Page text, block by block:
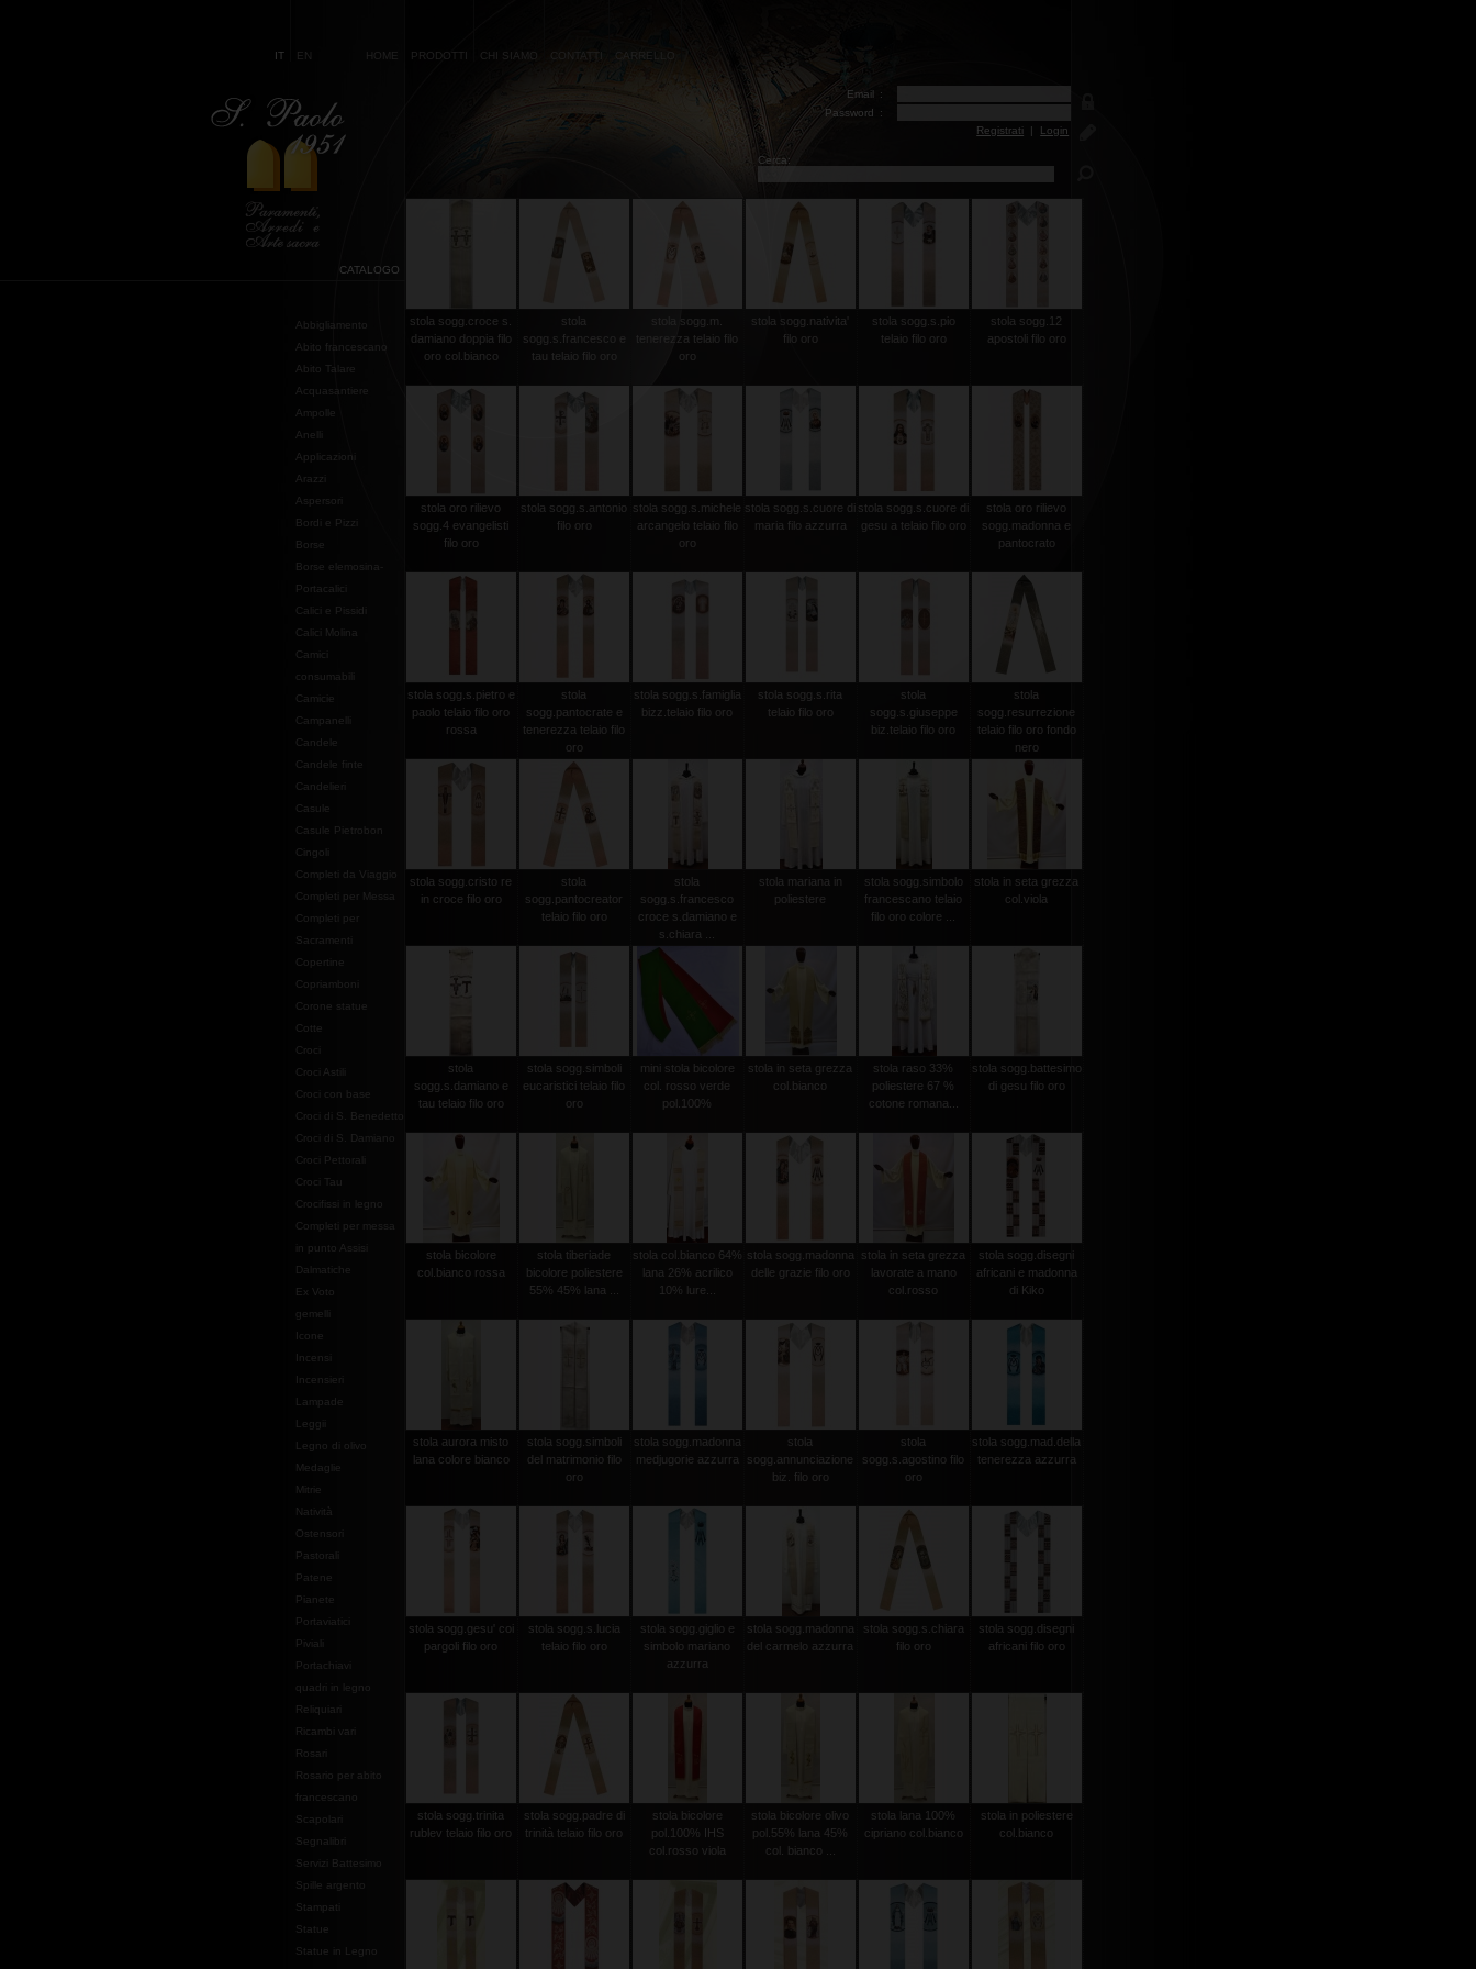
IT EN HOME PRODOTTI CHI SIAMO CONTATTI
Email :
Password
:
Registrati | Login
Cerca:
CATALOGO
Abbigliamento
Abito francescano
Abito Talare
Acquasantiere
Ampolle
Anelli
Applicazioni
Arazzi
Aspersori
Bordi e Pizzi
Borse
Borse elemosina-
Portacalici
Calici e Pissidi
Calici Molina
Camici
consumabili
Camicie
Campanelli
Candele
Candele finte
Candelieri
Casule
Casule Pietrobon
Cingoli
Completi da Viaggio
Completi per Messa
Completi per
Sacramenti
Copertine
Copriamboni
Corone statue
Cotte
Croci
Croci Astili
Croci con base
Croci di S. Benedetto
Croci di S. Damiano
Croci Pettorali
Croci Tau
Crocifissi in legno
Completi per messa
in punto Assisi
Dalmatiche
Ex Voto
gemelli
Icone
Incensi
Incensieri
Lampade
Leggii
Legno di olivo
Medaglie
Mitrie
Natività
Ostensori
Pastorali
Patene
Pianete
Portaviatici
Piviali
Portachiavi
quadri in legno
Reliquiari
Ricambi vari
Rosari
Rosario per abito
francescano
Scapolari
Segnalibri
Servizi Battesimo
Spille argento
Stampati
Statue
Statue in Legno
stola sogg.croce s.
damiano doppia filo
oro col.bianco
stola
sogg.s.francesco e
tau telaio filo oro
stola sogg.m.
tenerezza telaio filo
oro
stola sogg.nativita'
filo oro
stola sogg.s.pio
telaio filo oro
stola sogg.12
apostoli filo oro
stola oro rilievo
sogg.4 evangelisti
filo oro
stola sogg.s.antonio
filo oro
stola sogg.s.michele
arcangelo telaio filo
oro
stola sogg.s.cuore di
maria filo azzurra
stola sogg.s.cuore di
gesu a telaio filo oro
stola oro rilievo
sogg.madonna e
pantocrato
stola sogg.s.pietro e
paolo telaio filo oro
rossa
stola
sogg.pantocrate e
tenerezza telaio filo
oro
stola sogg.s.famiglia
bizz.telaio filo oro
stola sogg.s.rita
telaio filo oro
stola
sogg.s.giuseppe
biz.telaio filo oro
stola
sogg.resurrezione
telaio filo oro fondo
nero
stola sogg.cristo re
in croce filo oro
stola
sogg.pantocreator
telaio filo oro
stola
sogg.s.francesco
croce s.damiano e
s.chiara ...
stola mariana in
poliestere
stola sogg.simbolo
francescano telaio
filo oro colore ...
stola in seta grezza
col.viola
stola
sogg.s.damiano e
tau telaio filo oro
stola sogg.simboli
eucaristici telaio filo
oro
mini stola bicolore
col. rosso verde
pol.100%
stola in seta grezza
col.bianco
stola raso 33%
poliestere 67 %
cotone romana...
stola sogg.battesimo
di gesu filo oro
stola bicolore
col.bianco rossa
stola tiberiade
bicolore poliestere
55% 45% lana ...
stola col.bianco 64%
lana 26% acrilico
10% lure...
stola sogg.madonna
delle grazie filo oro
stola in seta grezza
lavorate a mano
col.rosso
stola sogg.disegni
africani e madonna
di Kiko
stola aurora misto
lana colore bianco
stola sogg.simboli
del matrimonio filo
oro
stola sogg.madonna
medjugorie azzurra
stola
sogg.annunciazione
biz. filo oro
stola
sogg.s.agostino filo
oro
stola sogg.mad.della
tenerezza azzurra
stola sogg.gesu' coi
pargoli filo oro
stola sogg.s.lucia
telaio filo oro
stola sogg.giglio e
simbolo mariano
azzurra
stola sogg.madonna
del carmelo azzurra
stola sogg.s.chiara
filo oro
stola sogg.disegni
africani filo oro
stola sogg.trinita
rublev telaio filo oro
stola sogg.padre di
trinità telaio filo oro
stola bicolore
pol.100% IHS
col.rosso viola
stola bicolore olivo
pol.55% lana 45%
col. bianco ...
stola lana 100%
cipriano col.bianco
stola in poliestere
col.bianco